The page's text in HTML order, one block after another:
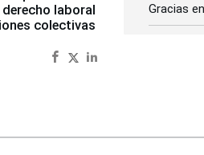
laboral
colectivas
Gracias